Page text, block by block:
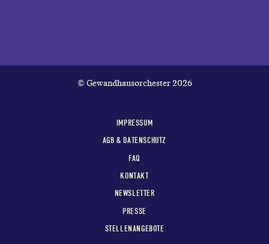
© Gewandhausorchester 2026
IMPRESSUM
AGB & DATENSCHUTZ
FAQ
KONTAKT
NEWSLETTER
PRESSE
STELLENANGEBOTE